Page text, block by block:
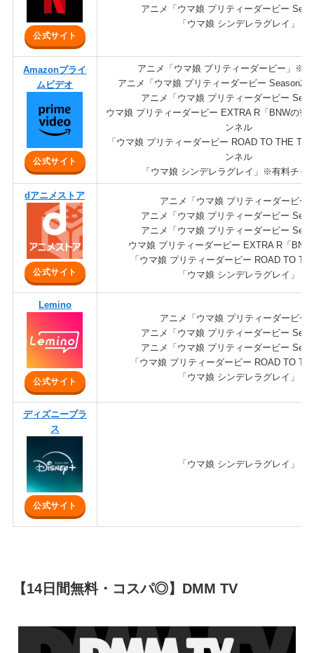
公式サイト
アニメ「ウマ娘 プリティーダービー
「ウマ娘 シンデレラグレイ」
Amazonプライ
ムビデオ
公式サイト
アニメ「ウマ娘 プリティーダービー」※
アニメ「ウマ娘 プリティーダービー Season2
アニメ「ウマ娘 プリティーダービー
ウマ娘 プリティーダービー EXTRA R「BNWの
ンネル
「ウマ娘 プリティーダービー ROAD TO THE
ンネル
「ウマ娘 シンデレラグレイ」※有料チャ
dアニメストア
公式サイト
アニメ「ウマ娘 プリティーダービー
アニメ「ウマ娘 プリティーダービー
アニメ「ウマ娘 プリティーダービー
ウマ娘 プリティーダービー EXTRA R「
「ウマ娘 プリティーダービー ROAD TO
「ウマ娘 シンデレラグレイ」
Lemino
公式サイト
アニメ「ウマ娘 プリティーダービー
アニメ「ウマ娘 プリティーダービー
アニメ「ウマ娘 プリティーダービー
「ウマ娘 プリティーダービー ROAD TO
「ウマ娘 シンデレラグレイ」
ディズニープラ
ス
公式サイト
「ウマ娘 シンデレラグレイ」
【14日間無料・コスパ◎】DMM TV